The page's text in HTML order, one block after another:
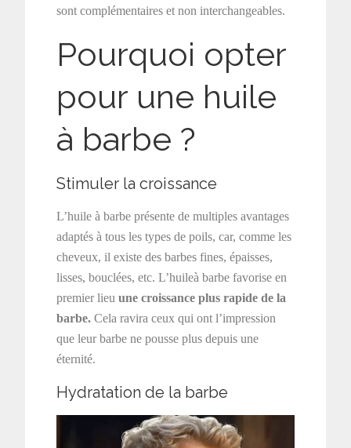
sont complémentaires et non interchangeables.
Pourquoi opter
pour une huile
à barbe ?
Stimuler la croissance
L’huile à barbe présente de multiples avantages
adaptés à tous les types de poils, car, comme les
cheveux, il existe des barbes fines, épaisses,
lisses, bouclées, etc. L’huileà barbe favorise en
premier lieuune croissance plus rapide de la
barbe. Cela ravira ceux qui ont l’impression
que leur barbe ne pousse plus depuis une
éternité.
Hydratation de la barbe